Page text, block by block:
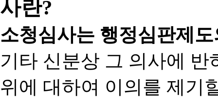
소청심사는 행정심판제
기타 신분상 그 의사에
위에 대하여 이의를 제기